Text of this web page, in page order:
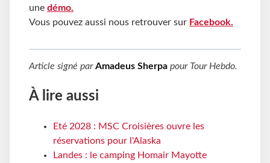
une démo.
Vous pouvez aussi nous retrouver sur Facebook.
Article signé parAmadeus Sherpa pour Tour Hebdo.
À lire aussi
Eté 2028 : MSC Croisières ouvre les
réservations pour l'Alaska
Landes : le camping Homair Mayotte